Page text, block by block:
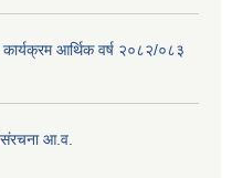
कार्यक्रम आर्थिक वर्ष २०८२/०८३
संरचना आ.व.